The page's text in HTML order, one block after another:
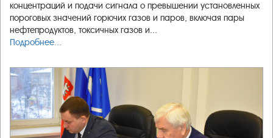
концентраций и подачи сигнала о превышении установленных
пороговых значений горючих газов и паров, включая пары
нефтепродуктов, токсичных газов и...
Подробнее...